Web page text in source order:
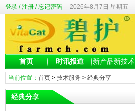
登录/注册/忘记密码 2026年8月7日 星期五
首页 时讯报道 新产品新技术
当前位置： 首页> 技术服务 > 经典分享
经典分享